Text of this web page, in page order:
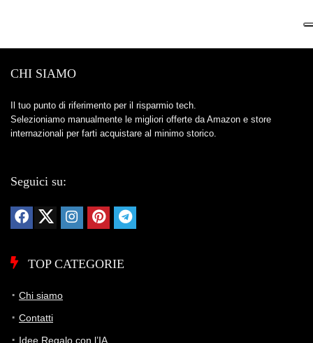
CHI SIAMO
Il tuo punto di riferimento per il risparmio tech.
Selezioniamo manualmente le migliori offerte da Amazon e store
internazionali per farti acquistare al minimo storico.
Seguici su:
TOP CATEGORIE
Chi siamo
Contatti
Idee Regalo con l’IA